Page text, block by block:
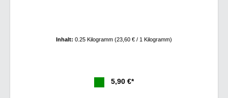
Inhalt: 0.25 Kilogramm (23,60 € / 1 Kilogramm)
5,90 €*